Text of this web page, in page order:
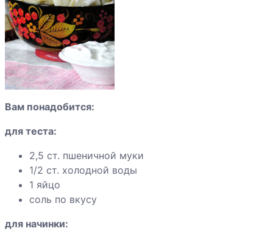
Говядина по-
бургундски
Говядина с
галетами
Говядина с
Говядина с
вешенками,
пиве
Вам понадобится:
для теста:
2,5 ст. пшеничной муки
1/2 ст. холодной воды
1 яйцо
соль по вкусу
для начинки: